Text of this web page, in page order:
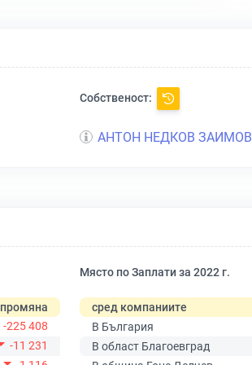
Собственост:
АНТОН НЕДКОВ ЗАИМОВ
промяна
-225 408
-11 231
Място по Заплати за 2022 г.
сред компаниите
В България
В област Благоевград